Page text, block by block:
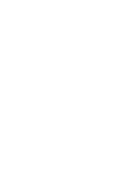
о компании